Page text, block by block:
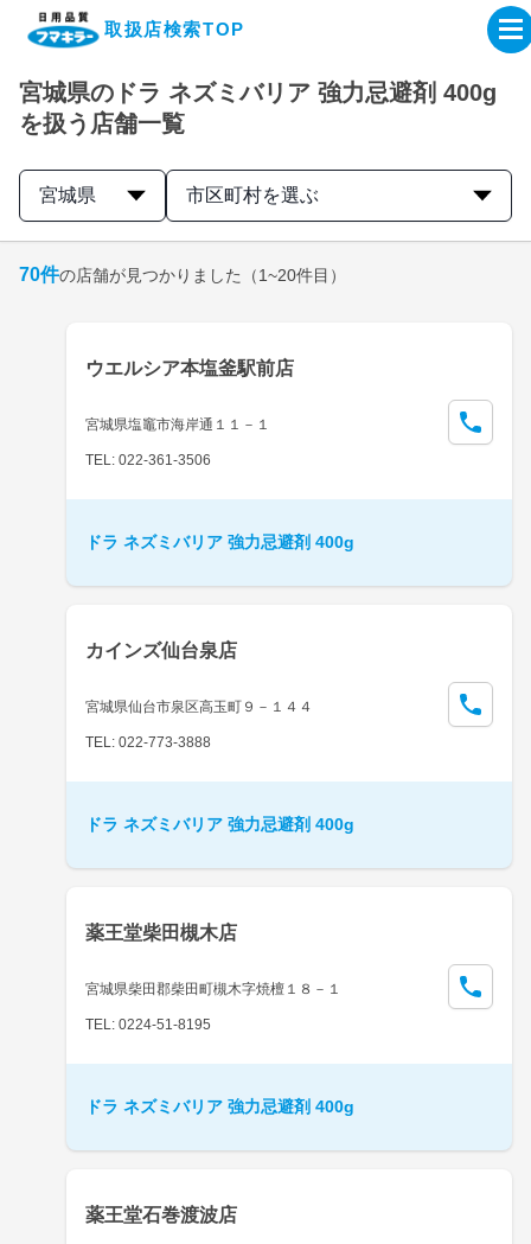
取扱店検索TOP
企業・IR情報サイト
製品情報サイト
取扱店検索はこちら
宮城県のドラ ネズミバリア 強力忌避剤 400g
を扱う店舗一覧
宮城県 市区町村を選ぶ
70件の店舗が見つかりました （1~20件目）
ウエルシア本塩釜駅前店
宮城県塩竈市海岸通１１－１
TEL: 022-361-3506
ドラ ネズミバリア 強力忌避剤 400g
カインズ仙台泉店
宮城県仙台市泉区高玉町９－１４４
TEL: 022-773-3888
ドラ ネズミバリア 強力忌避剤 400g
薬王堂柴田槻木店
宮城県柴田郡柴田町槻木字焼檀１８－１
TEL: 0224-51-8195
ドラ ネズミバリア 強力忌避剤 400g
薬王堂石巻渡波店